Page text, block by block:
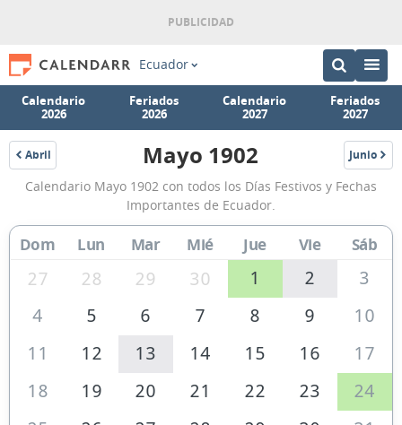
Ecuador
Calendario
2026
Feriados
2026
Calendario
2027
Feriados
2027
Abril
1902
Calendario
Mayo
1902
de
Ecuador
Mayo 1902 Junio
1902
Calendario Mayo 1902 con todos los Días Festivos y Fechas
Importantes de Ecuador.
Dom Lun Mar Mié Jue Vie Sáb
27 28 29 30 1 2
3
4
5 6 7 8 9
10
11
12 13 14 15 16
17
18
19 20 21 22 23
24